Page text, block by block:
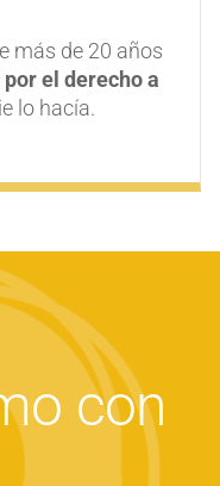
más de 20 años
el derecho a
lo hacía.
con